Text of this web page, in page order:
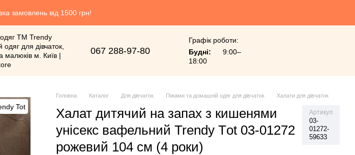
замовлень від 1500 грн!
067 288-97-80
Графік роботи:
Будні:
9:00–
18:00
Головна Каталог Для дівчаток Піжами та домашній одяг для дівчаток Халати для дівчаток
Халат дитячий на запах з кишенями
унісекс вафельний Trendy Тot 03-01272
рожевий 104 см (4 роки)
Артикул
03-
01272-
59633